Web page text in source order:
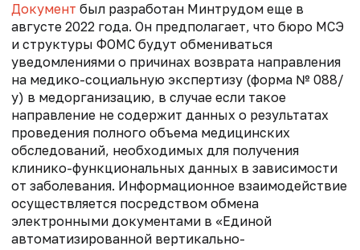
Документ был разработан Минтрудом еще в
августе 2022 года. Он предполагает, что бюро МСЭ
и структуры ФОМС будут обмениваться
уведомлениями о причинах возврата направления
на медико-социальную экспертизу (форма № 088/
у) в медорганизацию, в случае если такое
направление не содержит данных о результатах
проведения полного объема медицинских
обследований, необходимых для получения
клинико-функциональных данных в зависимости
от заболевания. Информационное взаимодействие
осуществляется посредством обмена
электронными документами в «Единой
автоматизированной вертикально-